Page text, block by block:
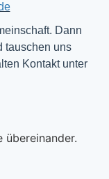
Dann
tauschen uns
Kontakt unter